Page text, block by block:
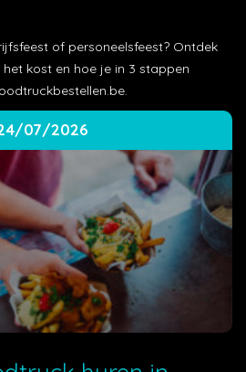
of personeelsfeest? Ontdek
kost en hoe je in 3 stappen
07/2026